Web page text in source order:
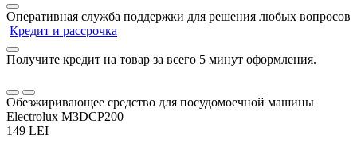
Оперативная служба поддержки для решения любых вопросов
Кредит и рассрочка
Получите кредит на товар за всего 5 минут оформления.
Обезжиривающее средство для посудомоечной машины
Electrolux M3DCP200
149 LEI